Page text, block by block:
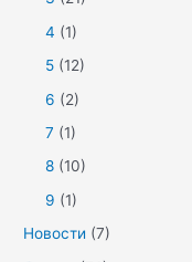
4 (1)
5 (12)
6 (2)
7 (1)
8 (10)
9 (1)
Новости (7)